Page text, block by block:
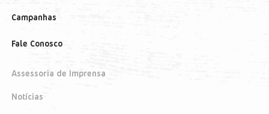
Campanhas
Fale Conosco
Assessoria de Imprensa
Notícias